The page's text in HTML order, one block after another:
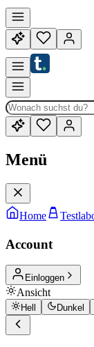
Menü
Home
Account
Einloggen
Ansicht
Hell Dunkel